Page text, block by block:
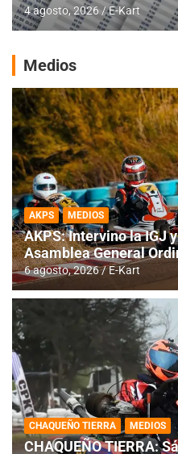
4 agosto, 2026 E-Kart
Medios
AKPS MEDIOS
AKPS: Intervino la IGJ
Asamblea General
6 agosto, 2026 E-Kart
CHAQUEÑO TIERRA MEDIOS
CHAQUEÑO TIERRA: